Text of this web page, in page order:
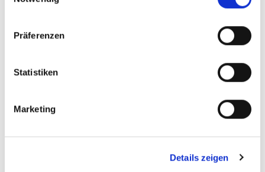
Präferenzen
Statistiken
Marketing
Details zeigen